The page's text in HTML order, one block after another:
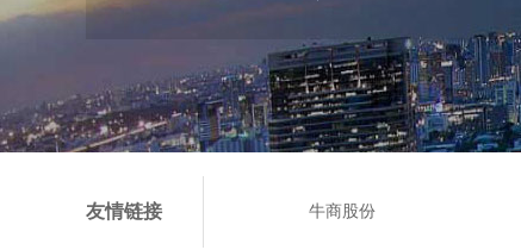
友情链接 牛商股份